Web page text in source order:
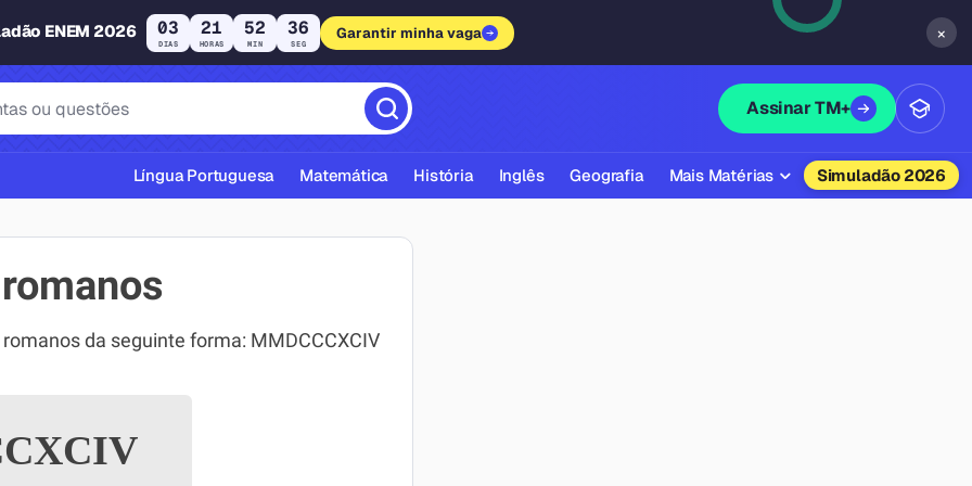
ENEM 2026 03
DIAS
21
HORAS
52
MIN
35
SEG
Garantir minha vaga ×
Assinar TM+
ABNT
Língua Portuguesa Matemática História Inglês Geografia Mais Matérias Simuladão 2026
da seguinte forma: MMDCCCXCIV